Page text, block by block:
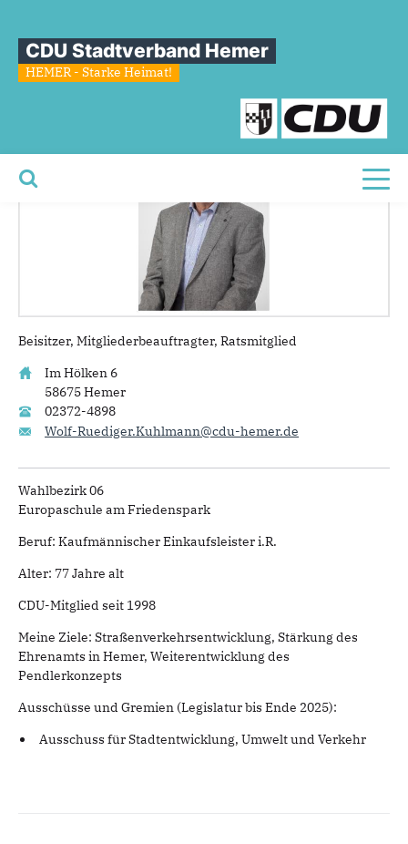
CDU Stadtverband Hemer
HEMER - Starke Heimat!
Sie sind hier
Wolf-RüdigerKuhlmann
Beisitzer, Mitgliederbeauftragter, Ratsmitglied
Im Hölken 6
58675 Hemer
02372-4898
Wolf-Ruediger.Kuhlmann@cdu-hemer.de
Wahlbezirk 06
Europaschule am Friedenspark
Beruf: Kaufmännischer Einkaufsleister i.R.
Alter: 77 Jahre alt
CDU-Mitglied seit 1998
Meine Ziele: Straßenverkehrsentwicklung, Stärkung des
Ehrenamts in Hemer, Weiterentwicklung des
Pendlerkonzepts
Ausschüsse und Gremien (Legislatur bis Ende 2025):
Ausschuss für Stadtentwicklung, Umwelt und Verkehr